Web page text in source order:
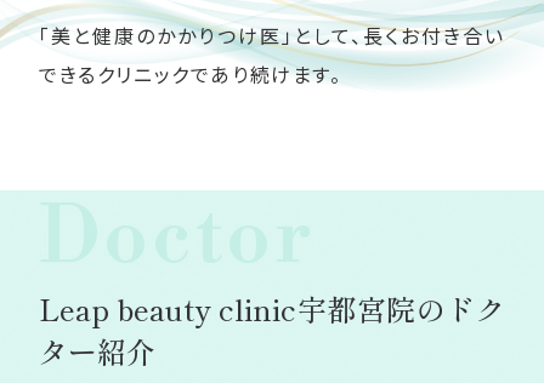
「美と健康のかかりつけ医」として、長くお付き合い
できるクリニックであり続けます。
Leap beauty clinic宇都宮院のドク
ター紹介